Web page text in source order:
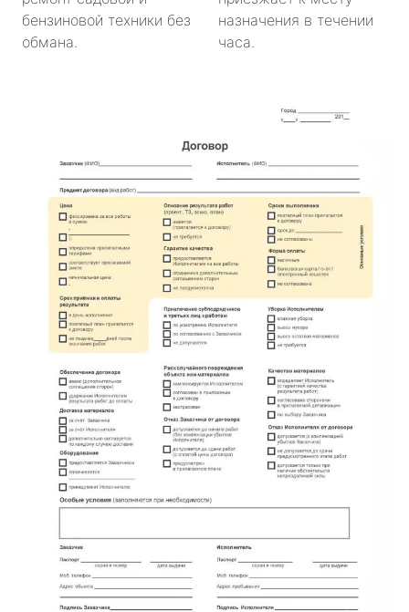
бензиновой техники без
обмана.
назначения в течении
часа.